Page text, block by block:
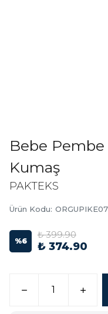
Bebe
Kumaş
PAKTEKS
Ürün Kodu: ORGUPIKE07
%6
₺ 399.90
₺ 374.90